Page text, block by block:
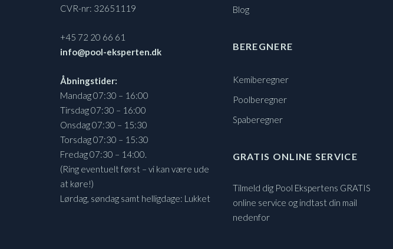
CVR-nr: 32651119
+45 72 20 66 61
info@pool-eksperten.dk
Åbningstider:
Mandag 07:30 – 16:00
Tirsdag 07:30 – 16:00
Onsdag 07:30 – 15:30
Torsdag 07:30 – 15:30
Fredag 07:30 – 14:00.
(Ring eventuelt først – vi kan være ude
at køre!)
Lørdag, søndag samt helligdage: Lukket
Blog
BEREGNERE
Kemiberegner
Poolberegner
Spaberegner
GRATIS ONLINE SERVICE
Tilmeld dig Pool Ekspertens GRATIS
online service og indtast din mail
nedenfor